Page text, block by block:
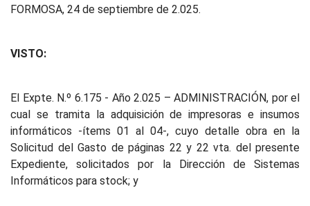
FORMOSA, 24 de septiembre de 2.025.
VISTO:
El Expte. N.º 6.175 - Año 2.025 – ADMINISTRACIÓN, por el
cual se tramita la adquisición de impresoras e insumos
informáticos -ítems 01 al 04-, cuyo detalle obra en la
Solicitud del Gasto de páginas 22 y 22 vta. del presente
Expediente, solicitados por la Dirección de Sistemas
Informáticos para stock; y